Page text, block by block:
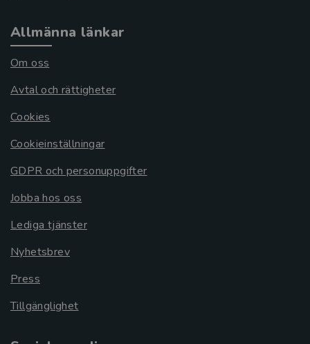
Allmänna länkar
Om oss
Avtal och rättigheter
Cookies
Cookieinställningar
GDPR och personuppgifter
Jobba hos oss
Lediga tjänster
Nyhetsbrev
Press
Tillgänglighet